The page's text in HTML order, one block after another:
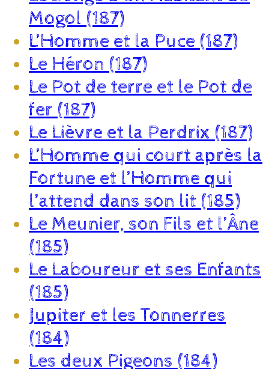
Mogol (187)
L’Homme et la Puce (187)
Le Héron (187)
Le Pot de terre et le Pot de
fer (187)
Le Lièvre et la Perdrix (187)
L’Homme qui court après la
Fortune et l’Homme qui
l’attend dans son lit (185)
Le Meunier, son Fils et l’Âne
(185)
Le Laboureur et ses Enfants
(185)
Jupiter et les Tonnerres
(184)
Les deux Pigeons (184)